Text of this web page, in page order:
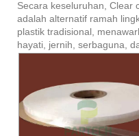
Secara keseluruhan, Clear
adalah alternatif ramah
plastik tradisional,
hayati, jernih, serbaguna,